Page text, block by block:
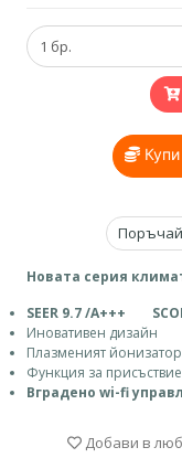
Новата серия
SEER 9.7 /A+++
Иновативен дизайн
Плазменият
Функция за присъствие
Вградено wi-fi
Добави в